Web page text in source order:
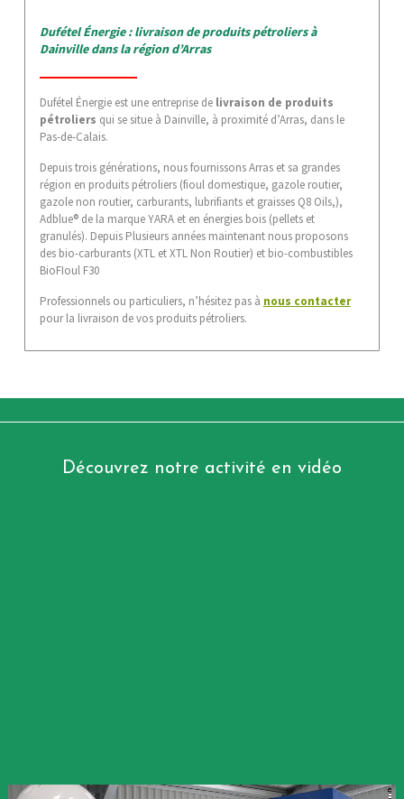
Dufétel Énergie : livraison de produits pétroliers à
Dainville dans la région d’Arras
Dufétel Énergie est une entreprise de livraison de produits
pétroliers qui se situe à Dainville, à proximité d’Arras, dans le
Pas-de-Calais.
Depuis trois générations, nous fournissons Arras et sa grandes
région en produits pétroliers (fioul domestique, gazole routier,
gazole non routier, carburants, lubrifiants et graisses Q8 Oils,),
Adblue® de la marque YARA et en énergies bois (pellets et
granulés). Depuis Plusieurs années maintenant nous proposons
des bio-carburants (XTL et XTL Non Routier) et bio-combustibles
BioFIoul F30
Professionnels ou particuliers, n’hésitez pas à nous contacter
pour la livraison de vos produits pétroliers.
Découvrez notre activité en vidéo